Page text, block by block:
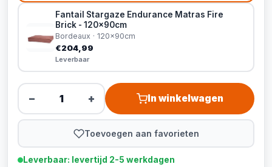
Fantail Stargaze Endurance Matras Fire
Brick - 120x90cm
Bordeaux · 120x90cm
€204,99
Leverbaar
− + In winkelwagen
Toevoegen aan favorieten
Leverbaar: levertijd 2-5 werkdagen